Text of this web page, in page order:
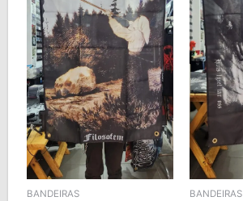
BANDEIRAS BANDEIRAS